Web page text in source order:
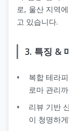
로, 울산 지역
고 있습니다.
3. 특징 &
복합 테라
로마 관리
리뷰 기반
이 청명하